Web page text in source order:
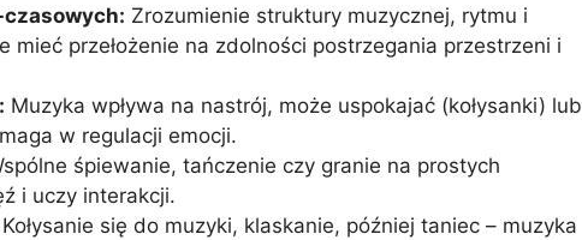
Zrozumienie struktury muzycznej, rytmu i
mieć przełożenie na zdolności postrzegania przestrzeni i
Muzyka wpływa na nastrój, może uspokajać (kołysanki) lub
w regulacji emocji.
śpiewanie, tańczenie czy granie na prostych
i uczy interakcji.
Kołysanie się do muzyki, klaskanie, później taniec – muzyka